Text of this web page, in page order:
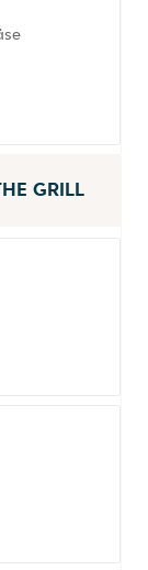
GRILL